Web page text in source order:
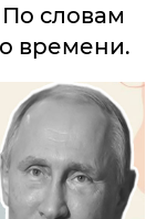
словам
времени.